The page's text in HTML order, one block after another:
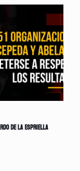
de la Espriella